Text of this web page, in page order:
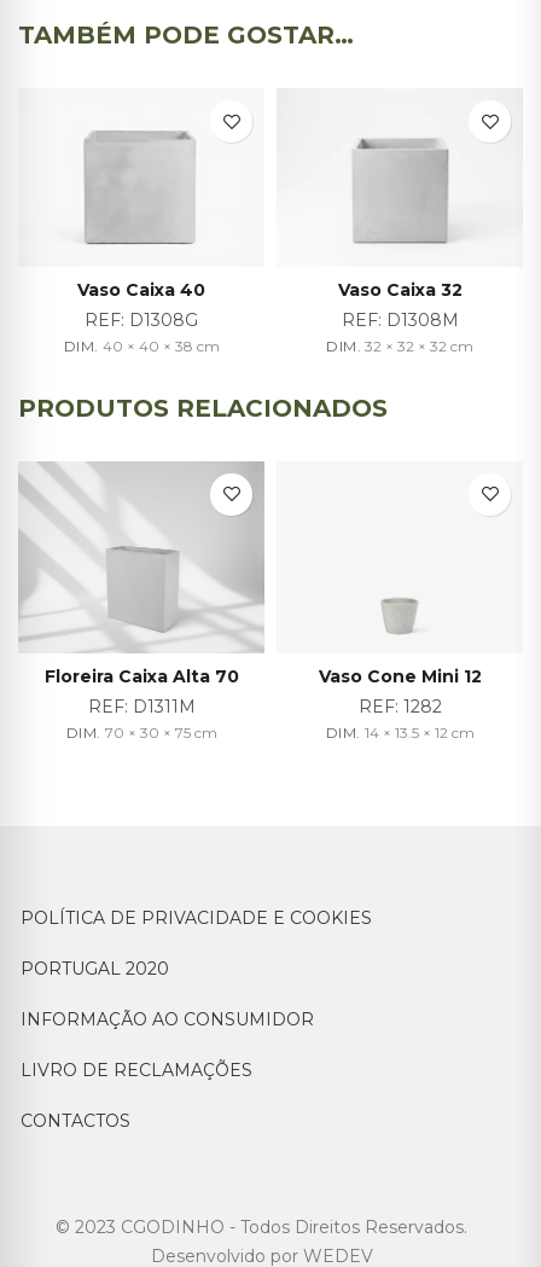
TAMBÉM PODE GOSTAR…
Vaso Caixa 40
REF: D1308G
DIM. 40 × 40 × 38 cm
Vaso Caixa 32
REF: D1308M
DIM. 32 × 32 × 32 cm
PRODUTOS RELACIONADOS
Floreira Caixa Alta 70
REF: D1311M
DIM. 70 × 30 × 75 cm
Vaso Cone Mini 12
REF: 1282
DIM. 14 × 13.5 × 12 cm
POLÍTICA DE PRIVACIDADE E COOKIES
PORTUGAL 2020
INFORMAÇÃO AO CONSUMIDOR
LIVRO DE RECLAMAÇÕES
CONTACTOS
© 2023 CGODINHO - Todos Direitos Reservados.
Desenvolvido por WEDEV